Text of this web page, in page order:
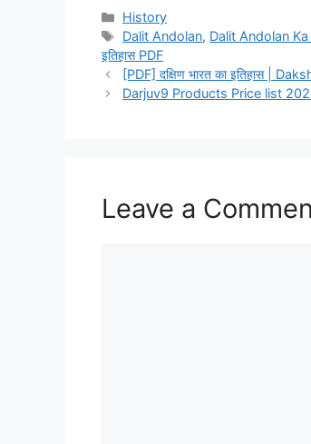
Categories
History
Tags
Dalit Andolan, Dalit Andolan
इतिहास PDF
[PDF] दक्षिण भारत का इतिहास |
Darjuv9 Products Price list
Leave a